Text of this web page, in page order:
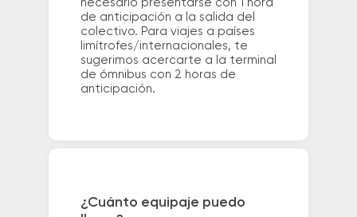
necesario presentarse con 1 hora
de anticipación a la salida del
colectivo. Para viajes a países
limítrofes/internacionales, te
sugerimos acercarte a la terminal
de ómnibus con 2 horas de
anticipación.
¿Cuánto equipaje puedo